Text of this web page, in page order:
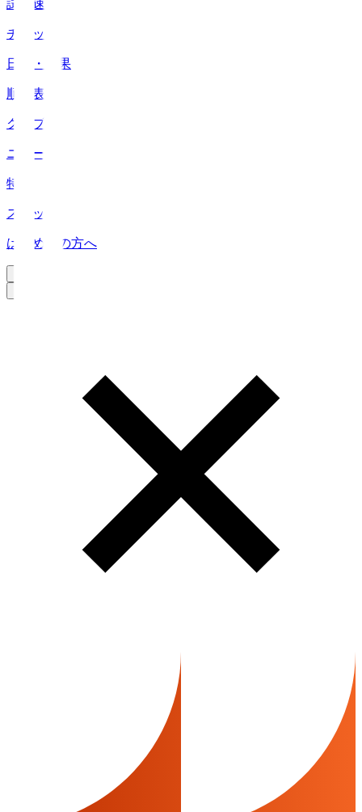
試合速報
チケット
日程・結果
順位表
クラブ
ニュース
特集
スタッツ
はじめての方へ